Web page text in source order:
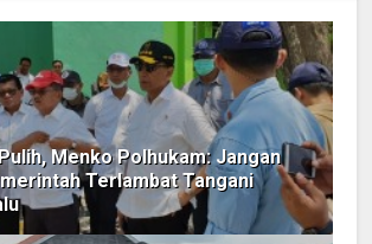
Menko Polhukam: Jangan
Terlambat Tangani